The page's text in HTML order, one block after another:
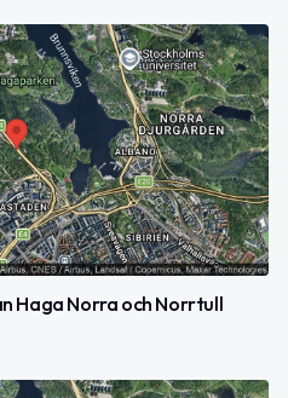
Haga Norra och Norrtull